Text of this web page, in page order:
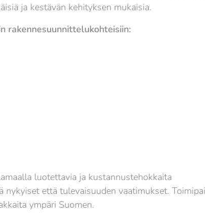
ja kestävän kehityksen mukaisia.
rakennesuunnittelukohteisiin:
luotettavia ja kustannustehokkaita
että tulevaisuuden vaatimukset.
ympäri Suomen.